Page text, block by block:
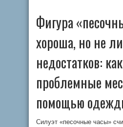
Фигура
хороша, но не
недостатков:
проблемные
помощью
Силуэт «песочные часы»